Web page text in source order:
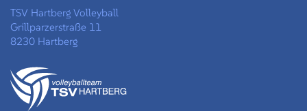
TSV Hartberg Volleyball
Grillparzerstraße 11
8230 Hartberg